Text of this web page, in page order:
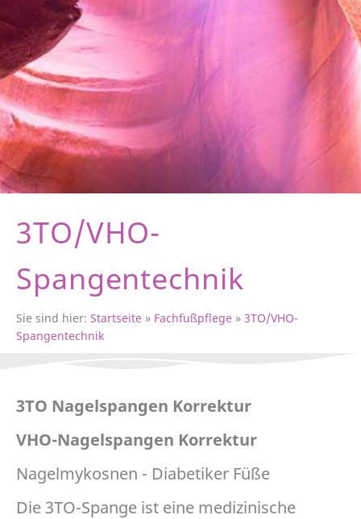
3TO/VHO-
Spangentechnik
Sie sind hier: Startseite » Fachfußpflege » 3TO/VHO-
Spangentechnik
3TO Nagelspangen Korrektur
VHO-Nagelspangen Korrektur
Nagelmykosnen - Diabetiker Füße
Die 3TO-Spange ist eine medizinische